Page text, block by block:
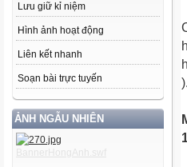
Lưu giữ kỉ niệm
Hình ảnh hoạt động
Liên kết nhanh
Soạn bài trực tuyến
ẢNH NGẪU NHIÊN
).